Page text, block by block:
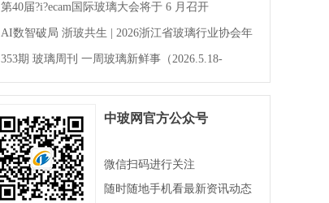
第40届?i?ecam国际玻璃大会将于 6 月召开
AI数智破局 浙玻共生 | 2026浙江省玻璃行业协会年
会暨第四届四次会员大会成功举办
353期 玻璃周刊 一周玻璃新鲜事（2026.5.18-
2026.5.23）
中玻网官方公众号
微信扫码进行关注
随时随地手机看最新资讯动态